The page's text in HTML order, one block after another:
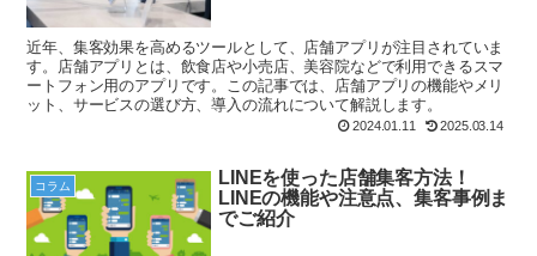
近年、集客効果を高めるツールとして、店舗アプリが注目されていま
す。店舗アプリとは、飲食店や小売店、美容院などで利用できるスマ
ートフォン用のアプリです。この記事では、店舗アプリの機能やメリ
ット、サービスの選び方、導入の流れについて解説します。
2024.01.11 2025.03.14
コラム
LINEを使った店舗集客方法！
LINEの機能や注意点、集客事例ま
でご紹介